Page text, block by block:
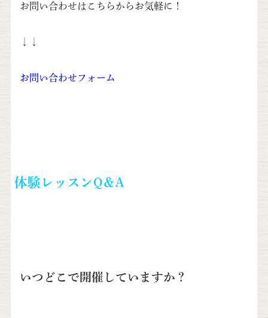
お問い合わせはこちらからお気軽に！
お問い合わせフォーム
体験レッスンQ＆A
いつどこで開催していますか？